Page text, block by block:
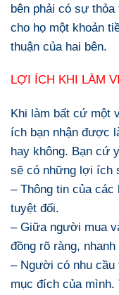
bên phải có sự
cho họ một khoản
thuận của hai bên.
LỢI ÍCH KHI LÀM
Khi làm bất cứ một
ích bạn nhận được
hay không. Bạn cứ
sẽ có những lợi ích
– Thông tin của
tuyệt đối.
– Giữa người mua
đồng rõ ràng, nhanh
– Người có nhu
mục đích của